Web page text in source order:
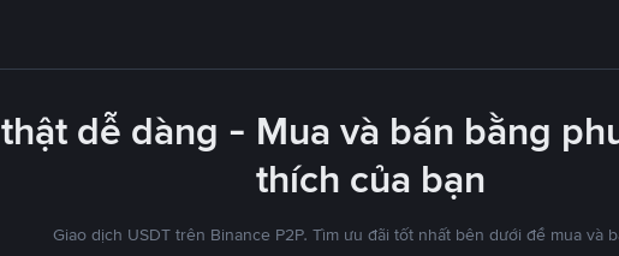
dễ dàng - Mua và bán bằng
thích của bạn
Giao dịch USDT trên Binance P2P. Tìm ưu đãi tốt nhất bên dưới để mua và